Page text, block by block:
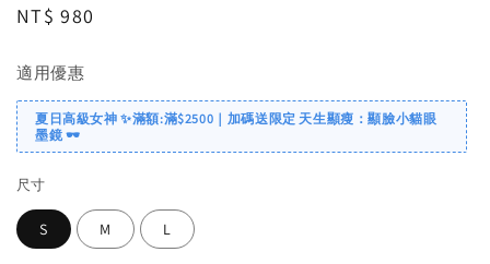
Regular
NT$ 980
適用優惠
夏日高級女神 ✨滿額:滿$2500｜加碼送限定 天生顯瘦：顯臉小貓眼
墨鏡 🕶️
尺寸
S M L